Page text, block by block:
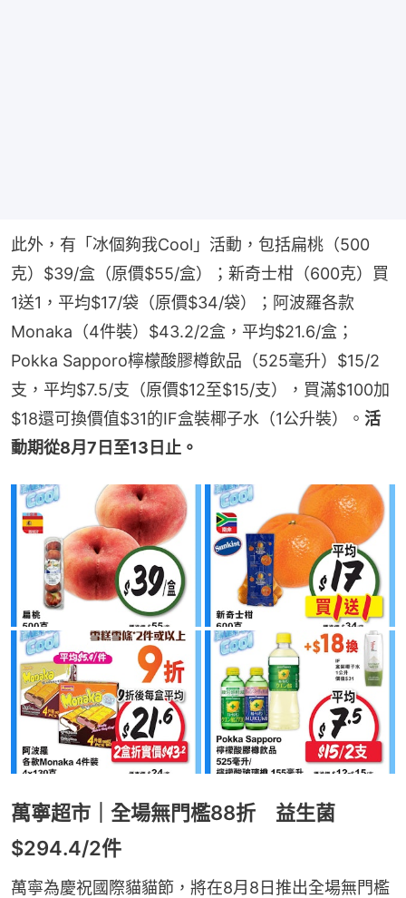
此外，有「冰個夠我Cool」活動，包括扁桃（500
克）$39/盒（原價$55/盒）；新奇士柑（600克）買
1送1，平均$17/袋（原價$34/袋）；阿波羅各款
Monaka（4件裝）$43.2/2盒，平均$21.6/盒；
Pokka Sapporo檸檬酸膠樽飲品（525毫升）$15/2
支，平均$7.5/支（原價$12至$15/支），買滿$100加
$18還可換價值$31的IF盒裝椰子水（1公升裝）。 活
動期從8月7日至13日止。
萬寧超市｜全場無門檻88折 益生菌
$294.4/2件
萬寧為慶祝國際貓貓節，將在8月8日推出全場無門檻